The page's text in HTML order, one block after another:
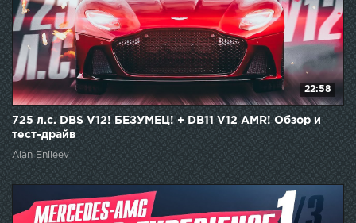
22:58
725 л.с. DBS V12! БЕЗУМЕЦ! + DB11 V12 AMR! Обзор и
тест-драйв
Alan Enileev